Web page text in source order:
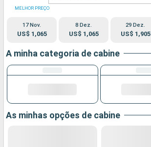
MELHOR PREÇO
17 Nov.
US$ 1,065
8 Dez.
US$ 1,065
29 Dez.
US$ 1,905
A minha categoria de cabine
As minhas opções de cabine
Cidades
Pesquisar